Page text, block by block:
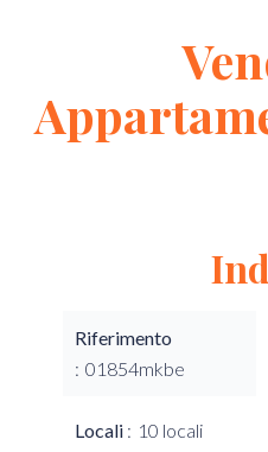
Riferimento
01854mkbe
Locali 10 locali